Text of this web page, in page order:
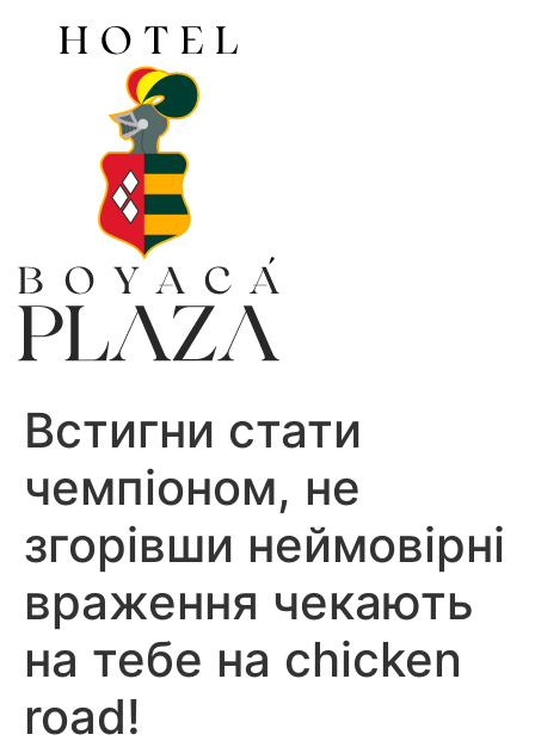
Встигни стати
чемпіоном, не
згорівши неймовірні
враження чекають
на тебе на chicken
road!